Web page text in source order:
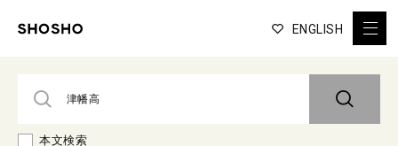
ENGLISH
本文検索